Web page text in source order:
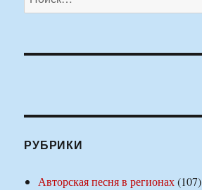
РУБРИКИ
Авторская песня в регионах(107)